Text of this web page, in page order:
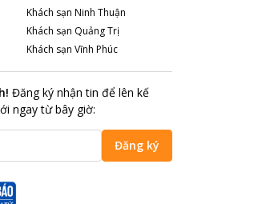
Khách sạn Ninh Thuận
Khách sạn Quảng Trị
Khách sạn Vĩnh Phúc
! Đăng ký nhận tin để lên kế
ngay từ bây giờ:
Đăng ký